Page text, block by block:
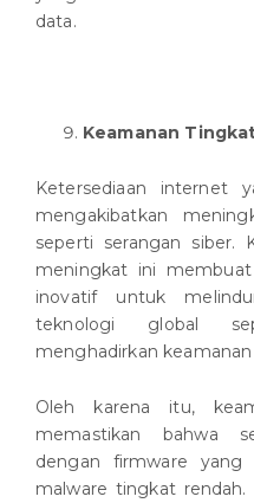
data.
Keamanan
Ketersediaan internet
mengakibatkan
seperti serangan siber.
meningkat ini membuat
inovatif untuk
teknologi global
menghadirkan
Oleh karena itu,
memastikan bahwa
dengan firmware
malware tingkat rendah.